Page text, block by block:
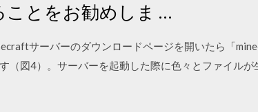
ことをお勧めしま …
サーバーのダウンロードページを開いたら「
（図4）。サーバーを起動した際に色々とファイルが